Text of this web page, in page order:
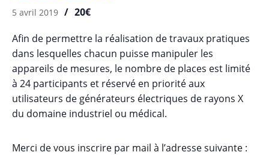
5 avril 2019
20€
Afin de permettre la réalisation de travaux pratiques
dans lesquelles chacun puisse manipuler les
appareils de mesures, le nombre de places est limité
à 24 participants et réservé en priorité aux
utilisateurs de générateurs électriques de rayons X
du domaine industriel ou médical.
Merci de vous inscrire par mail à l’adresse suivante :